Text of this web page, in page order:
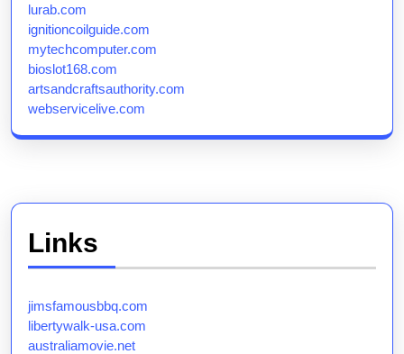
lurab.com
ignitioncoilguide.com
mytechcomputer.com
bioslot168.com
artsandcraftsauthority.com
webservicelive.com
Links
jimsfamousbbq.com
libertywalk-usa.com
australiamovie.net